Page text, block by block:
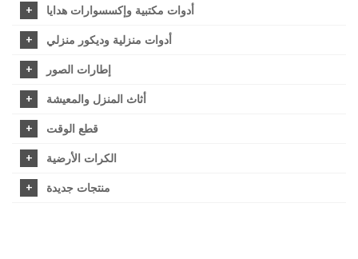
أدوات مكتبية وإكسسوارات هدايا
أدوات منزلية وديكور منزلي
إطارات الصور
أثاث المنزل والمعيشة
قطع الوقت
الكرات الأرضية
منتجات جديدة